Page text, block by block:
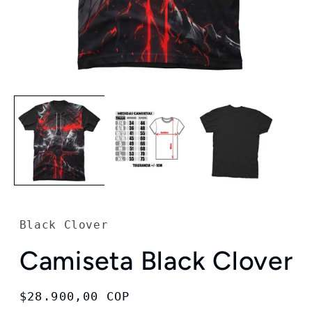
elemento
multimedia
1
en
ventana
modal
Black Clover
Camiseta Black Clover
Precio
$28.900,00 COP